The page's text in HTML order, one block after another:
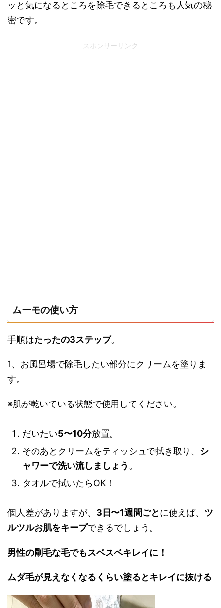
ッと気になるところを除毛できるところも人気の秘
密です。
スポンサーリンク
ムーモの使い方
手順はたったの3ステップ。
1、お風呂場で除毛したい部分にクリームを塗りま
す。
※肌が乾いている状態で使用してください。
だいたい5〜10分放置。
そのあとクリームをティッシュで拭き取り、 シ
ャワーで洗い流しましょう 。
タオルで拭いたらOK！
個人差がありますが、 3日〜1週間ごとに使えば、 ツ
ルツルお肌をキープできるでしょう。
男性の剛毛な毛でもスベスベキレイに！
ムダ毛が見えなくなるくらい塗るとキレイに抜ける